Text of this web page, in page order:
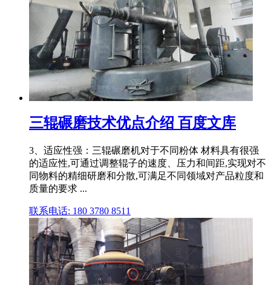
三辊碾磨技术优点介绍 百度文库
3、适应性强：三辊碾磨机对于不同粉体 材料具有很强
的适应性,可通过调整辊子的速度、压力和间距,实现对不
同物料的精细研磨和分散,可满足不同领域对产品粒度和
质量的要求 ...
联系电话: 180 3780 8511